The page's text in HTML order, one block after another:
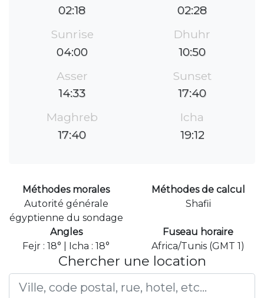
02:18
02:28
Sunrise
04:00
Dhuhr
10:50
Asser
14:33
Sunset
17:40
Maghreb
17:40
Icha
19:12
Méthodes morales
Autorité générale
égyptienne du sondage
Méthodes de calcul
Shafii
Angles
Fejr : 18° | Icha : 18°
Fuseau horaire
Africa/Tunis (GMT 1)
Chercher une location